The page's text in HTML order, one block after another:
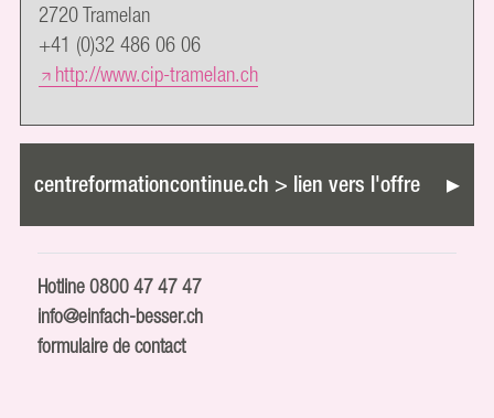
2720 Tramelan
+41 (0)32 486 06 06
http://www.cip-tramelan.ch
centreformationcontinue.ch > lien vers l'offre
Hotline0800 47 47 47
info@einfach-besser.ch
formulaire de contact